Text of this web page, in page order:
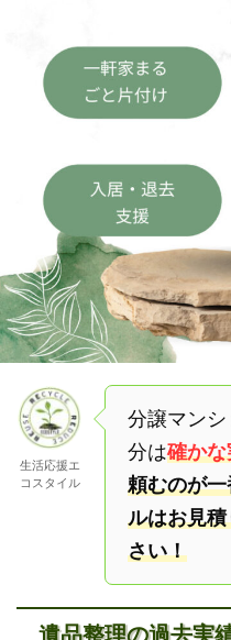
生活応援エ
コスタイル
分譲マン
分は確か
頼むのが
ルはお見
さい！
遺品整理の過去実